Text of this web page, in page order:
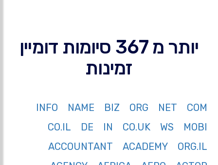
יותר מ 367 סיומות דומיין
זמינות
COM
NET
ORG
BIZ
NAME
INFO
MOBI
WS
CO.UK
IN
DE
CO.IL
ORG.IL
ACADEMY
ACCOUNTANT